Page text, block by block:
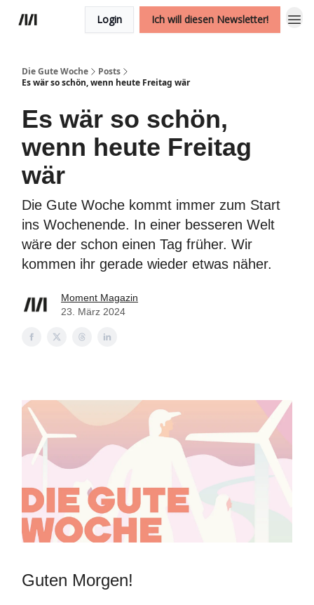
Login Ich will diesen Newsletter!
Die Gute Woche
Posts
Es wär so schön, wenn heute Freitag wär
Es wär so schön,
wenn heute Freitag
wär
Die Gute Woche kommt immer zum Start
ins Wochenende. In einer besseren Welt
wäre der schon einen Tag früher. Wir
kommen ihr gerade wieder etwas näher.
Moment Magazin
23. März 2024
Guten Morgen!